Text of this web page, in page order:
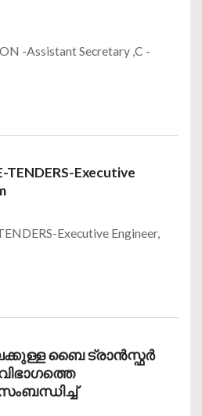
-Assistant Secretary ,C -
TENDERS-Executive
Executive Engineer,
ബൈ ട്രാൻസ്ഫർ